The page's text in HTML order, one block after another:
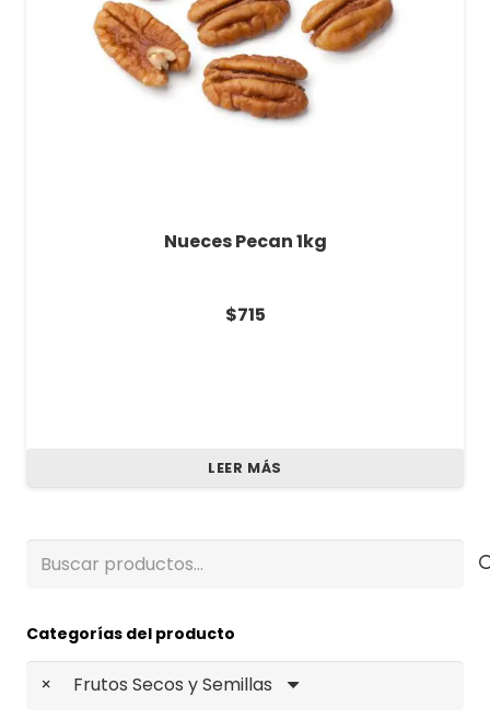
Nueces Pecan 1kg
$715
LEER MÁS
Buscar
Categorías del producto
× Frutos Secos y Semillas